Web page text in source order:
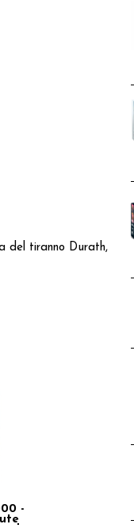
del tiranno Durath,
-